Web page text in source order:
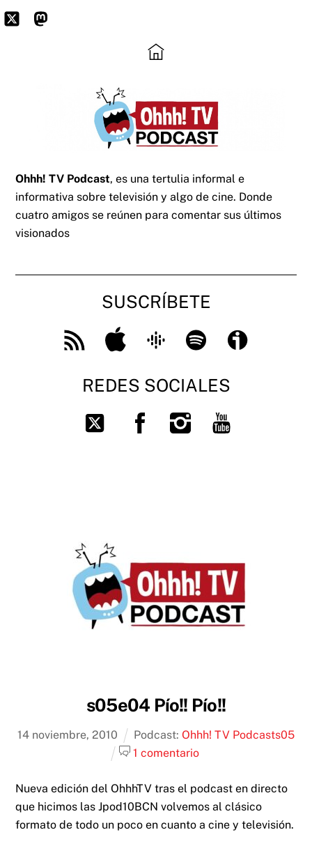
Skip
to
Icon
Mastodon
Ohhh! TV Podcast, es una tertulia informal e
informativa sobre televisión y algo de cine. Donde
cuatro amigos se reúnen para comentar sus últimos
visionados
SUSCRÍBETE
Feed
Apple
Google
Spotify Ivoox
REDES SOCIALES
Twitter FacebookInstagram
You
s05e04 Pío!! Pío!!
14 noviembre,2010 Podcast: Ohhh! TV Podcasts05
1 comentario
Nueva edición del OhhhTV tras el podcast en directo
que hicimos las Jpod10BCN volvemos al clásico
formato de todo un poco en cuanto a cine y televisión.